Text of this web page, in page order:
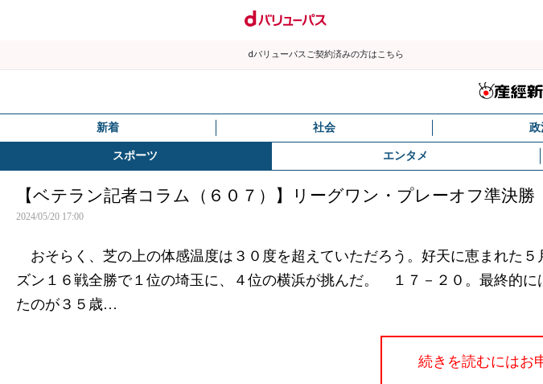
dバリューパスご契約済みの方はこちら
新着 社会 政
スポーツ エンタメ
【ベテラン記者コラム（６０７）】リーグワン・プレーオフ準決
2024/05/20 17:00
おそらく、芝の上の体感温度は３０度を超えていただろう。好天に恵まれた
ズン１６戦全勝で１位の埼玉に、４位の横浜が挑んだ。 １７－２０。最終的
たのが３５歳…
続きを読むにはお